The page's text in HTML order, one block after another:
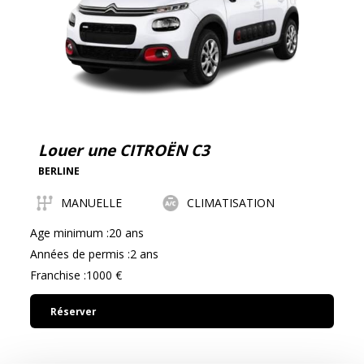
souvent choisie pour sa puissance de moteur et son
confort haut de gamme.
Puis-je choisir mon
Lors de la location d’une berline, il est possible de choisir
effet, la majorité des agences de location offrent une
sélectionner celui qui répond à vos attentes en termes
de confort, de performances et de prix.
technologies spécifiques, telles que les systèmes de
Louer une CITROËN C3
BERLINE
MANUELLE
CLIMATISATION
Age minimum :20 ans
Années de permis :2 ans
Franchise :1000 €
Réserver